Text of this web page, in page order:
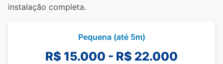
instalação completa.
Pequena (até 5m)
R$ 15.000 - R$ 22.000